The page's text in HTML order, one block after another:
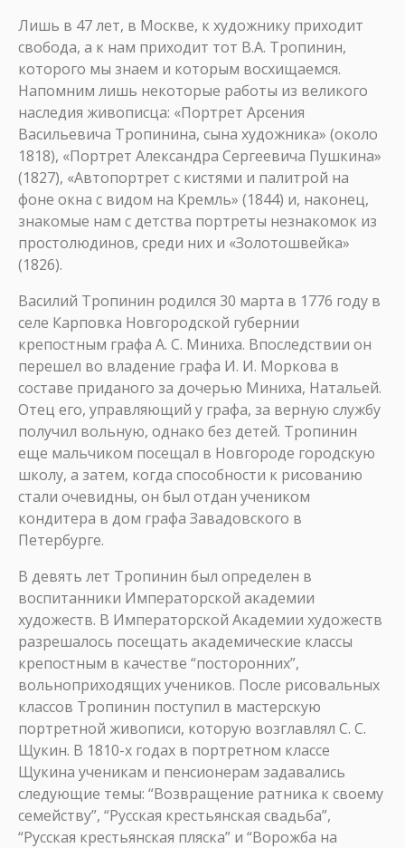
Лишь в 47 лет, в Москве, к художнику приходит
свобода, а к нам приходит тот В.А. Тропинин,
которого мы знаем и которым восхищаемся.
Напомним лишь некоторые работы из великого
наследия живописца: «Портрет Арсения
Васильевича Тропинина, сына художника» (около
1818), «Портрет Александра Сергеевича Пушкина»
(1827), «Автопортрет с кистями и палитрой на
фоне окна с видом на Кремль» (1844) и, наконец,
знакомые нам с детства портреты незнакомок из
простолюдинов, среди них и «Золотошвейка»
(1826).
Василий Тропинин родился 30 марта в 1776 году в
селе Карповка Новгородской губернии
крепостным графа А. С. Миниха. Впоследствии он
перешел во владение графа И. И. Моркова в
составе приданого за дочерью Миниха, Натальей.
Отец его, управляющий у графа, за верную службу
получил вольную, однако без детей. Тропинин
еще мальчиком посещал в Новгороде городскую
школу, а затем, когда способности к рисованию
стали очевидны, он был отдан учеником
кондитера в дом графа Завадовского в
Петербурге.
В девять лет Тропинин был определен в
воспитанники Императорской академии
художеств. В Императорской Академии художеств
разрешалось посещать академические классы
крепостным в качестве “посторонних”,
вольноприходящих учеников. После рисовальных
классов Тропинин поступил в мастерскую
портретной живописи, которую возглавлял С. С.
Щукин. В 1810-х годах в портретном классе
Щукина ученикам и пенсионерам задавались
следующие темы: “Возвращение ратника к своему
семейству”, “Русская крестьянская свадьба”,
“Русская крестьянская пляска” и “Ворожба на